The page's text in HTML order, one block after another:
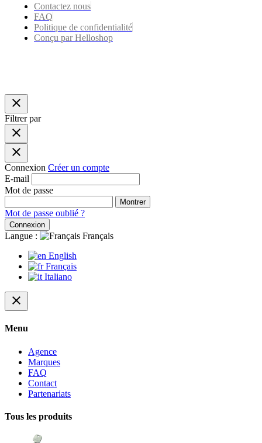
Contactez nous
FAQ
Politique de confidentialité
Conçu par Helloshop
close
Filtrer par
close
close
Connexion Créer un compte
E-mail
Mot de passe
Montrer
Mot de passe oublié ?
Connexion
Langue :
Français
English
Français
Italiano
close
Menu
Agence
Marques
FAQ
Contact
Partenariats
Tous les produits